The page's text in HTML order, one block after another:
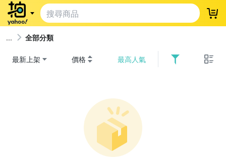
登
全部分類
最新上架 價格 最高人氣